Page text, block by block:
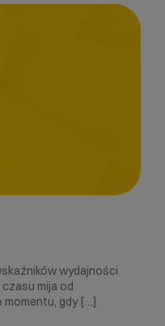
wydajności
mija od
momentu, gdy […]